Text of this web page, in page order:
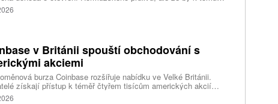
dojít brzy. Írán je mezitím nadosah dohody o tranzitu v úžině
která může pro Trumpa představovat problém.
v Británii spouští obchodování s
akciemi
burza Coinbase rozšiřuje nabídku ve Velké Británii.
získají přístup k téměř čtyřem tisícům amerických akcií
v aplikaci, ve které spravují kryptoměny a běžné peníze.